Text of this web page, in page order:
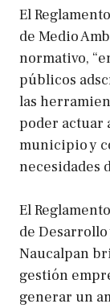
El
de Medio
normativo,
públicos
las
poder actuar
municipio y
necesidades
El
de
Naucalpan
gestión
generar un